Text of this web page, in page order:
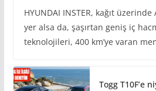
HYUNDAI INSTER, kağıt
yer alsa da, şaşırtan geniş iç
teknolojileri, 400 km’ye varan
Togg T10F’e